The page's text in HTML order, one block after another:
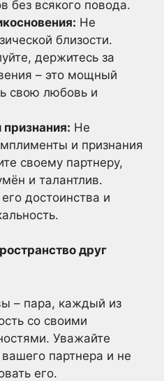
без всякого повода.
Не
близости.
держитесь за
– это мощный
свою любовь и
Не
и признания
своему партнеру,
и талантлив.
достоинства и
друг
– пара, каждый из
со своими
Уважайте
партнера и не
его.